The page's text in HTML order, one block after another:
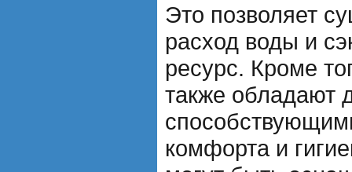
Это позволяет
расход воды и
ресурс. Кроме
также обладают
комфорта и